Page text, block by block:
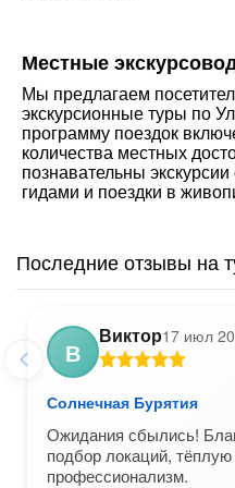
Местные
Мы предлагаем
экскурсионные туры по
программу поездок
количества местных
познавательны
гидами и поездки в
Последние отзывы на
В
Виктор17 июл
Солнечная Бурятия
Ожидания сбылись!
подбор локаций,
профессионализм.